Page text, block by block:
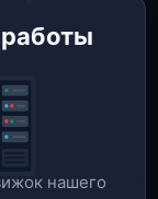
нашего